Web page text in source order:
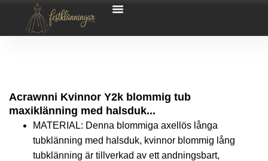
Acrawnni Kvinnor Y2k blommig tub
maxiklänning med halsduk...
MATERIAL: Denna blommiga axellös långa
tubklänning med halsduk, kvinnor blommig lång
tubklänning är tillverkad av ett andningsbart,